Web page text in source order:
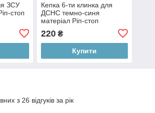
ЗСУ
стоп
Кепка 6-ти клинка для
ДСНС темно-синя
матеріал Ріп-стоп
220₴
Купити
з 26 відгуків за рік